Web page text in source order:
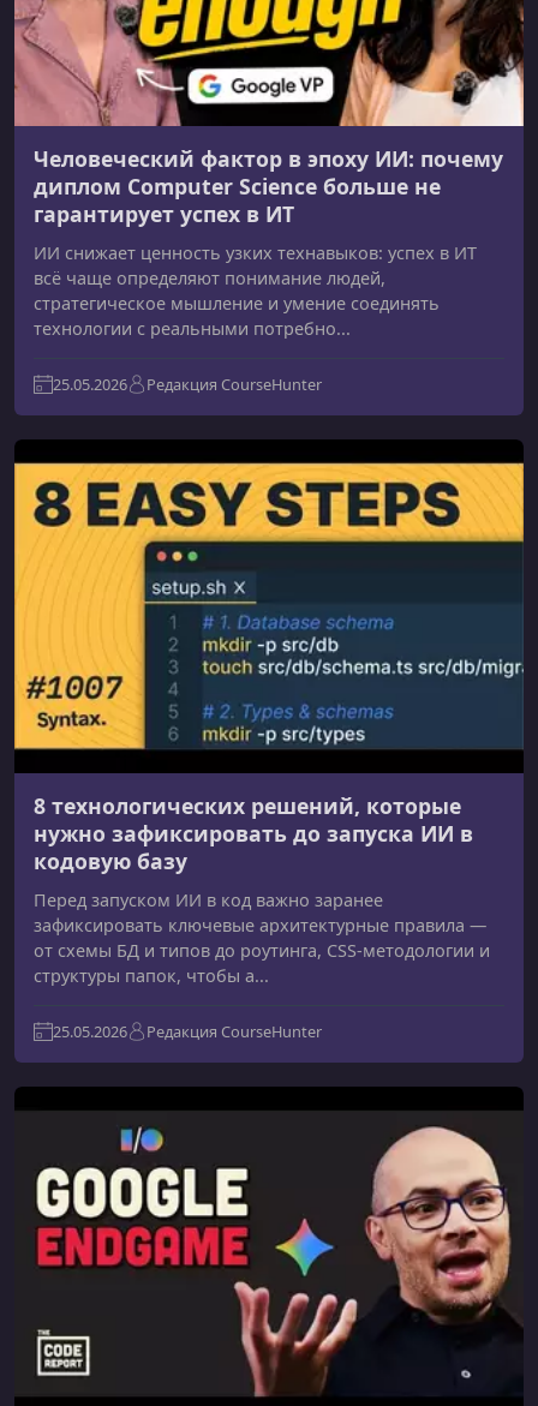
Человеческий фактор в эпоху ИИ: почему
диплом Computer Science больше не
гарантирует успех в ИТ
ИИ снижает ценность узких технавыков: успех в ИТ
всё чаще определяют понимание людей,
стратегическое мышление и умение соединять
технологии с реальными потребно...
25.05.2026 Редакция CourseHunter
8 технологических решений, которые
нужно зафиксировать до запуска ИИ в
кодовую базу
Перед запуском ИИ в код важно заранее
зафиксировать ключевые архитектурные правила —
от схемы БД и типов до роутинга, CSS-методологии и
структуры папок, чтобы а...
25.05.2026 Редакция CourseHunter